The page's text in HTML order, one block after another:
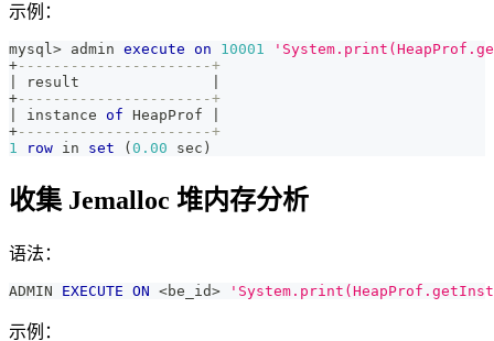
示例：
mysql> admin execute on 10001
+----------------------+
result
+----------------------+
instance of HeapProf
+----------------------+
1
row in set ( 0.00 sec )
收集 Jemalloc 堆内存分析
语法：
ADMIN EXECUTE ON <be_id>
示例：